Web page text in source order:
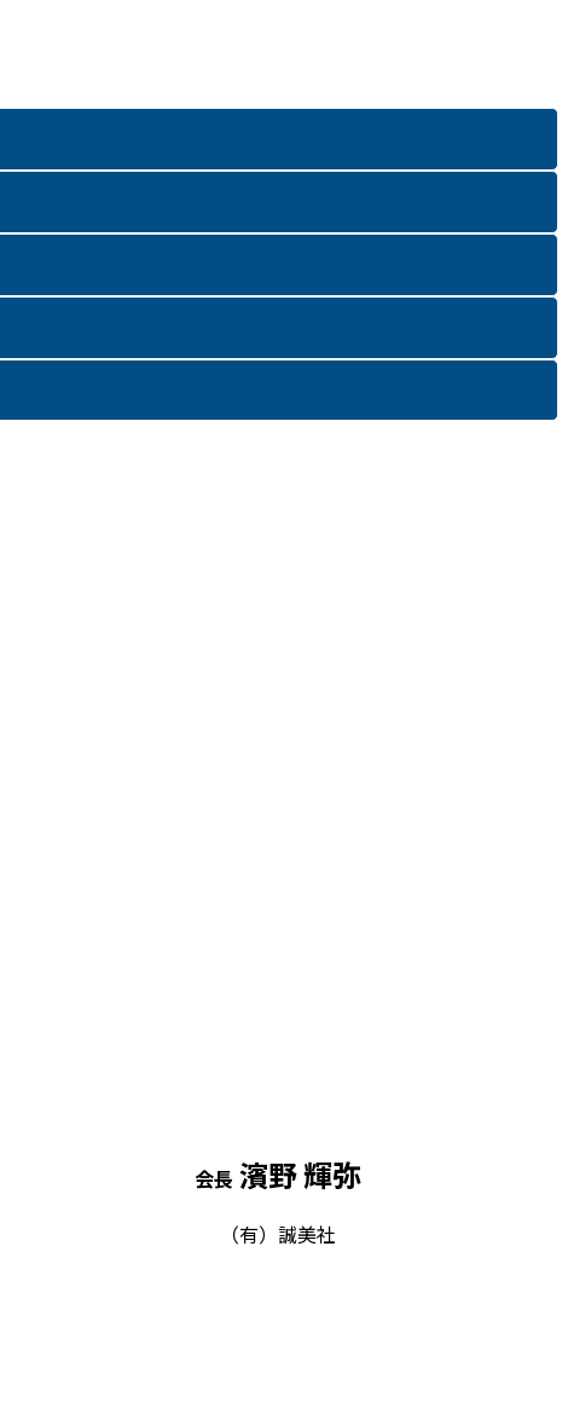
会長 濱野 輝弥
（有）誠美社